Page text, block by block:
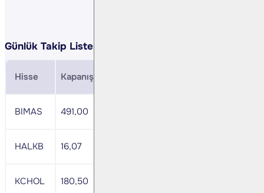
Günlük Takip Listemiz:
Hisse Kapanış
BIMAS 491,00
HALKB 16,07
KCHOL 180,50